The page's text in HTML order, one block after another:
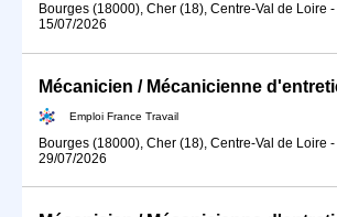
Bourges (18000), Cher (18), Centre-Val de Loire -
15/07/2026
Emploi France Travail
Bourges (18000), Cher (18), Centre-Val de Loire -
29/07/2026